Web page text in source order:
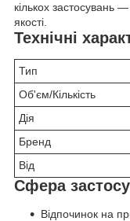
кількох застосувань
якості.
Технічні
Тип
Об'єм/Кількість
Дія
Бренд
Від
Сфера
Відпочинок на